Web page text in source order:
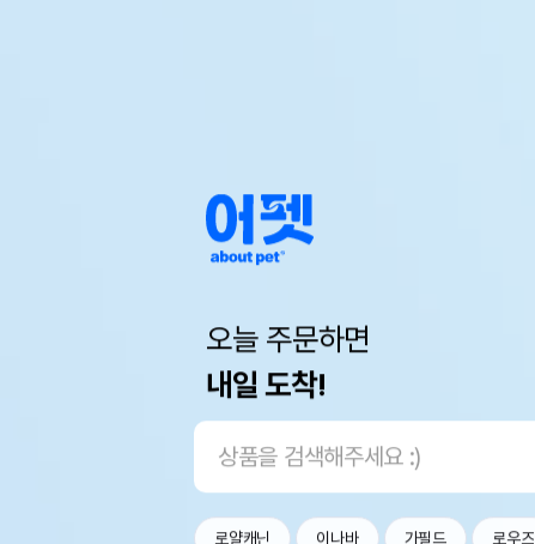
오늘 주문하면
내일 도착!
로얄캐닌 이나바 가필드 로우즈